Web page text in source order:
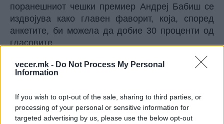
vecer.mk - Do Not Process My Personal
Information
If you wish to opt-out of the sale, sharing to third parties, or
processing of your personal or sensitive information for
targeted advertising by us, please use the below opt-out
поранешниот чешки премиер Андреј Бабиш се
издвојува како главен фаворит, која, според
анкетите, би можела да добие 30 проценти од
гласовите.
СВЕТОТ, а најдобрите европски не
се ни во петте најдобри светски